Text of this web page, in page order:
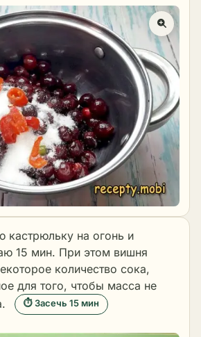
кастрюльку на огонь и
15 мин. При этом вишня
количество сока,
для того, чтобы масса не
⏱ Засечь 15 мин